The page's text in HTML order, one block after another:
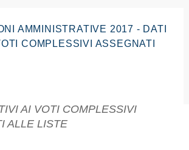
AMMINISTRATIVE 2017 - DATI
COMPLESSIVI ASSEGNATI
ALLE LISTE